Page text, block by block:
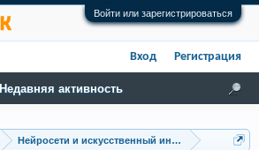
Войти или зарегистрироваться
Нейросети и искусственный интеллект
Недавняя активность
Вход Регистрация